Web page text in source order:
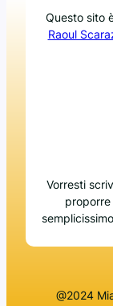
Questo sito
Raoul
Vorresti
proporre
@2024